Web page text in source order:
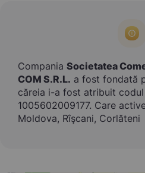
Compania Societatea
COM S.R.L. a fost fondată
căreia i-a fost atribuit
1005602009177. Care
Moldova, Rîşcani, Corlăteni